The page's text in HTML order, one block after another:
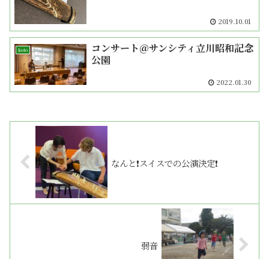
2019.10.01
koto
コンサート＠サンシティ立川昭和記念
公園
2022.01.30
なんと❗️スイスでの公演決定❗️
弱音